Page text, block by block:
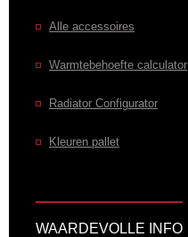
Alle accessoires
Warmtebehoefte calculator
Radiator Configurator
Kleuren pallet
WAARDEVOLLE INFO